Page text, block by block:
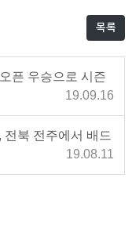
목록
픈 우승으로 시즌
19.09.16
북 전주에서 배드
19.08.11